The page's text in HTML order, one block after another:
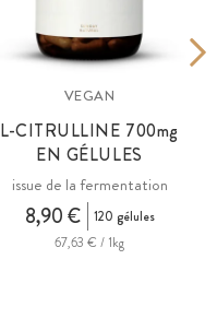
VEGAN
L-CITRULLINE 700mg
EN GÉLULES
issue de la fermentation
8,90 €
120 gélules
67,63 € / 1kg